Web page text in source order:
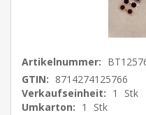
Artikelnummer:
GTIN: 8714274125766
Verkaufseinheit: 1
Stk
Umkarton: 1 Stk